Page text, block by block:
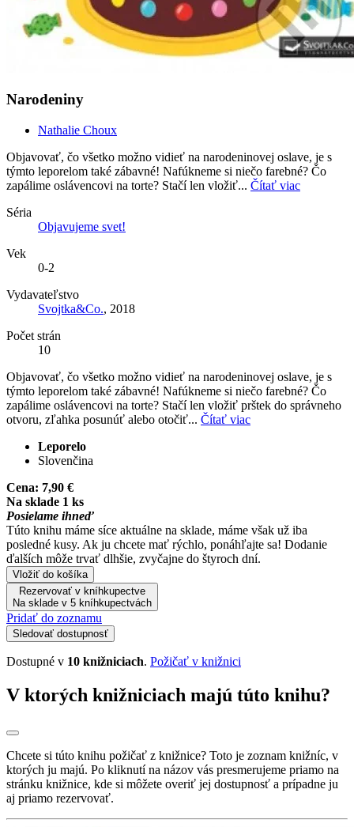
Narodeniny
Nathalie Choux
Objavovať, čo všetko možno vidieť na narodeninovej oslave, je s
týmto leporelom také zábavné! Nafúkneme si niečo farebné? Čo
zapálime oslávencovi na torte? Stačí len vložiť... Čítať viac
Séria
Objavujeme svet!
Vek
0-2
Vydavateľstvo
Svojtka&Co., 2018
Počet strán
10
Objavovať, čo všetko možno vidieť na narodeninovej oslave, je s
týmto leporelom také zábavné! Nafúkneme si niečo farebné? Čo
zapálime oslávencovi na torte? Stačí len vložiť prštek do správneho
otvoru, zľahka posunúť alebo otočiť... Čítať viac
Leporelo
Slovenčina
Cena: 7,90 €
Na sklade 1 ks
Posielame ihneď
Túto knihu máme síce aktuálne na sklade, máme však už iba
posledné kusy. Ak ju chcete mať rýchlo, ponáhľajte sa! Dodanie
ďalších môže trvať dlhšie, zvyčajne do štyroch dní.
Vložiť do košíka
Rezervovať v kníhkupectve
Na sklade v 5 kníhkupectvách
Pridať do zoznamu
Sledovať dostupnosť
Dostupné v 10 knižniciach. Požičať v knižnici
V ktorých knižniciach majú túto knihu?
Chcete si túto knihu požičať z knižnice? Toto je zoznam knižníc, v
ktorých ju majú. Po kliknutí na názov vás presmerujeme priamo na
stránku knižnice, kde si môžete overiť jej dostupnosť a prípadne ju
aj priamo rezervovať.